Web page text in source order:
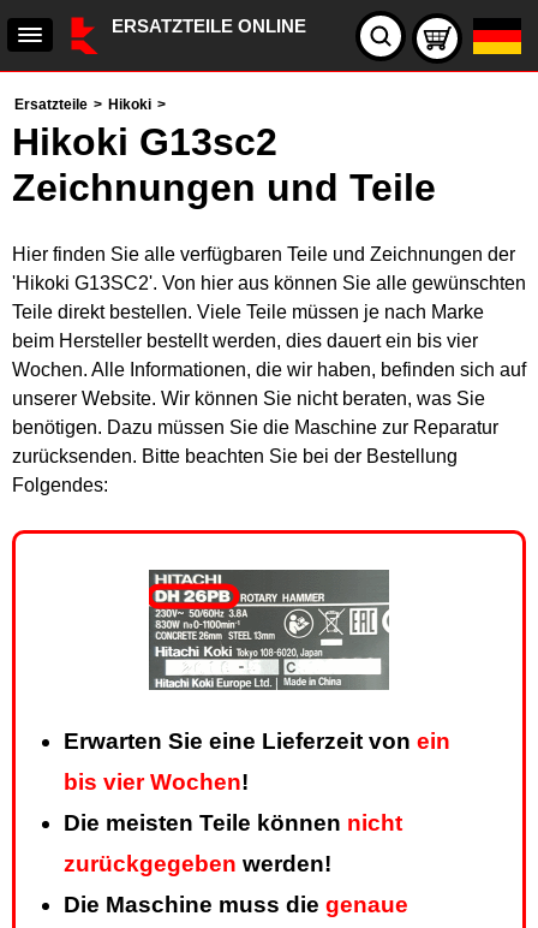
ERSATZTEILE ONLINE
Ersatzteile > Hikoki >
Hikoki G13sc2
Zeichnungen und Teile
Hier finden Sie alle verfügbaren Teile und Zeichnungen der
'Hikoki G13SC2'. Von hier aus können Sie alle gewünschten
Teile direkt bestellen. Viele Teile müssen je nach Marke
beim Hersteller bestellt werden, dies dauert ein bis vier
Wochen. Alle Informationen, die wir haben, befinden sich auf
unserer Website. Wir können Sie nicht beraten, was Sie
benötigen. Dazu müssen Sie die Maschine zur Reparatur
zurücksenden. Bitte beachten Sie bei der Bestellung
Folgendes:
Erwarten Sie eine Lieferzeit von ein
bis vier Wochen!
Die meisten Teile können nicht
zurückgegeben werden!
Die Maschine muss die genaue